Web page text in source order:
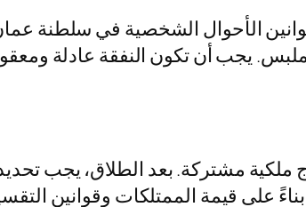
الأحوال الشخصية في سلطنة
يجب أن تكون النفقة عادلة
ملكية مشتركة. بعد الطلاق، يجب
على قيمة الممتلكات وقوانين